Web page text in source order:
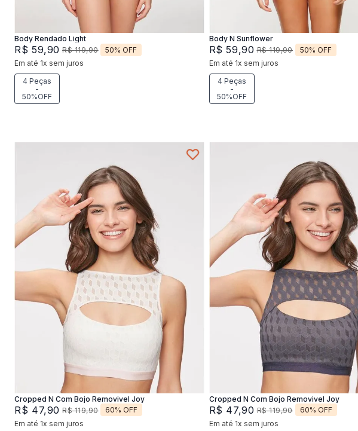
Adicionar na sacola
Body Rendado Light
R$ 59,90 R$ 119,90 50% OFF
Em até 1x sem juros
4 Peças
-
50%OFF
Adicionar na sacola
Body N Sunflower
R$ 59,90 R$ 119,90 50% OFF
Em até 1x sem juros
4 Peças
-
50%OFF
XG
Adicionar na sacola
Cropped N Com Bojo Removivel Joy
R$ 47,90 R$ 119,90 60% OFF
Em até 1x sem juros
M G XG
Adicionar na sacola
Cropped N Com Bojo Removivel Joy
R$ 47,90 R$ 119,90 60% OFF
Em até 1x sem juros